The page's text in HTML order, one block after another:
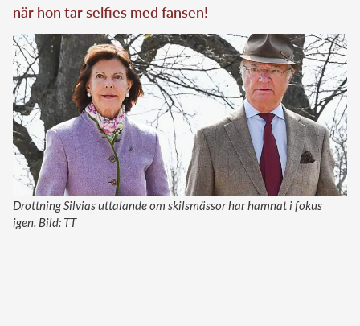
när hon tar selfies med fansen!
Drottning Silvias uttalande om skilsmässor har hamnat i fokus
igen. Bild: TT